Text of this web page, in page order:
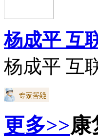
杨成平 互
杨成平 互
更多>>康